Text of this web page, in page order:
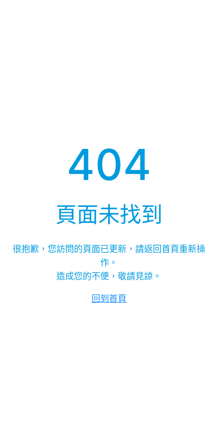
404
頁面未找到
很抱歉，您訪問的頁面已更新，請返回首頁重新操
作。
造成您的不便，敬請見諒。
回到首頁